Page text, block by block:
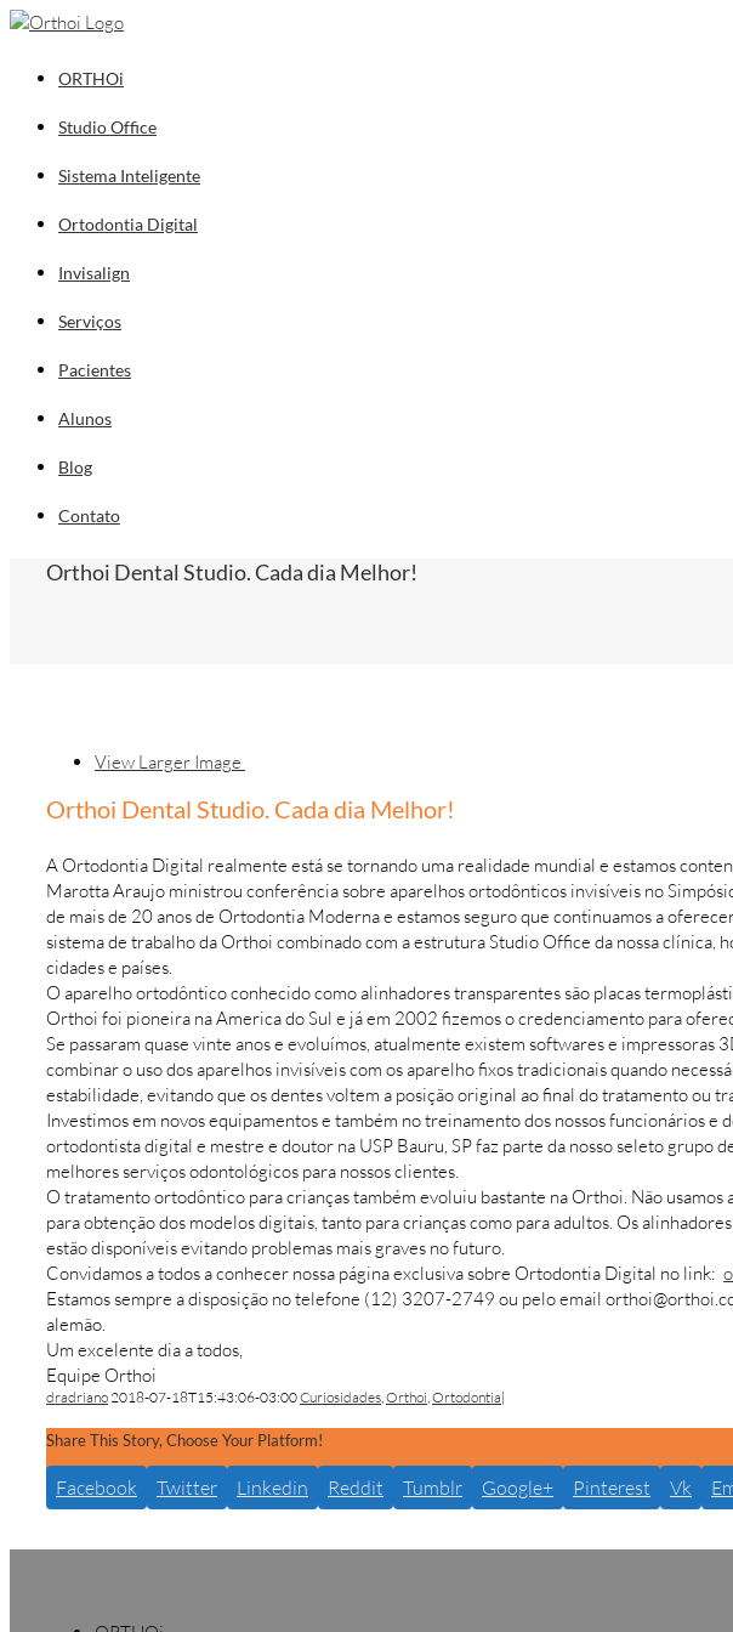
ORTHOi
Studio Office
Sistema Inteligente
Ortodontia Digital
Invisalign
Serviços
Pacientes
Alunos
Blog
Contato
Orthoi Dental Studio. Cada dia Melhor!
View Larger Image
Orthoi Dental Studio. Cada dia Melhor!
A Ortodontia Digital realmente está se tornando uma realidade mundial e estamos
Marotta Araujo ministrou conferência sobre aparelhos ortodônticos invisíveis no
de mais de 20 anos de Ortodontia Moderna e estamos seguro que continuamos a
sistema de trabalho da Orthoi combinado com a estrutura Studio Office da nossa
cidades e países.
O aparelho ortodôntico conhecido como alinhadores transparentes são placas
Orthoi foi pioneira na America do Sul e já em 2002 fizemos o credenciamento para
Se passaram quase vinte anos e evoluímos, atualmente existem softwares e
combinar o uso dos aparelhos invisíveis com os aparelho fixos tradicionais quando
estabilidade, evitando que os dentes voltem a posição original ao final do tratamento ou
Investimos em novos equipamentos e também no treinamento dos nossos funcionários
ortodontista digital e mestre e doutor na USP Bauru, SP faz parte da nosso seleto
melhores serviços odontológicos para nossos clientes.
O tratamento ortodôntico para crianças também evoluiu bastante na Orthoi. Não
para obtenção dos modelos digitais, tanto para crianças como para adultos. Os
estão disponíveis evitando problemas mais graves no futuro.
Convidamos a todos a conhecer nossa página exclusiva sobre Ortodontia Digital no link:
Estamos sempre a disposição no telefone (12) 3207-2749 ou pelo email
alemão.
Um excelente dia a todos,
Equipe Orthoi
dradriano 2018-07-18T15:43:06-03:00Curiosidades,Orthoi,Ortodontia|
Share This Story, Choose Your Platform!
Facebook Twitter Linkedin Reddit Tumblr Google+ Pinterest Vk